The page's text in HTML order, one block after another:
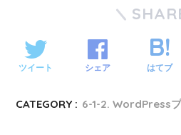
ツイート シェア はてブ
CATEGORY : 6-1-2. WordPress